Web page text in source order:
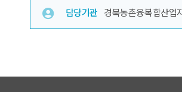
담당기관 경북농촌융복합산업